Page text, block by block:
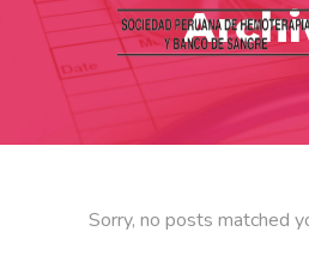
Sorry, no posts matched